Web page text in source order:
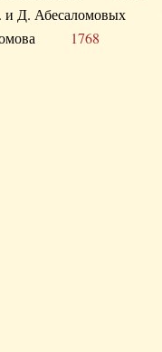
А. и Д. Абесаломовых
1768